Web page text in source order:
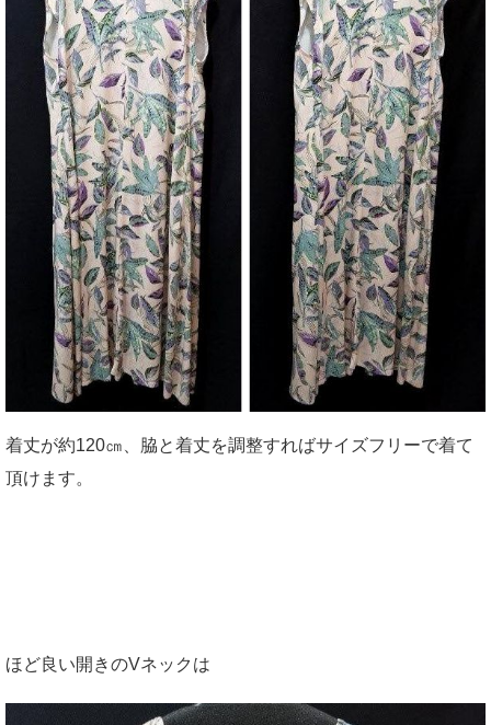
着丈が約120㎝、脇と着丈を調整すればサイズフリーで着て
頂けます。
ほど良い開きのVネックは